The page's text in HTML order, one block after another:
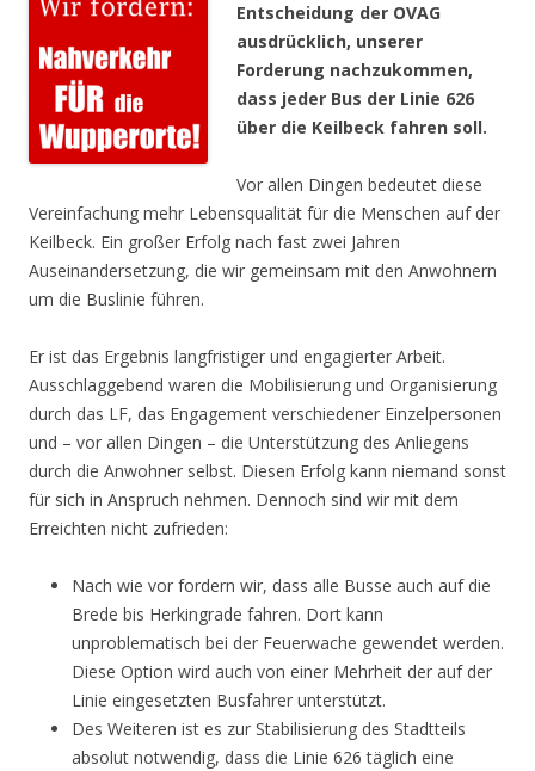
Entscheidung der OVAG
ausdrücklich, unserer
Forderung nachzukommen,
dass jeder Bus der Linie 626
über die Keilbeck fahren soll.
Vor allen Dingen bedeutet diese
Vereinfachung mehr Lebensqualität für die Menschen auf der
Keilbeck. Ein großer Erfolg nach fast zwei Jahren
Auseinandersetzung, die wir gemeinsam mit den Anwohnern
um die Buslinie führen.
Er ist das Ergebnis langfristiger und engagierter Arbeit.
Ausschlaggebend waren die Mobilisierung und Organisierung
durch das LF, das Engagement verschiedener Einzelpersonen
und – vor allen Dingen – die Unterstützung des Anliegens
durch die Anwohner selbst. Diesen Erfolg kann niemand sonst
für sich in Anspruch nehmen. Dennoch sind wir mit dem
Erreichten nicht zufrieden:
Nach wie vor fordern wir, dass alle Busse auch auf die
Brede bis Herkingrade fahren. Dort kann
unproblematisch bei der Feuerwache gewendet werden.
Diese Option wird auch von einer Mehrheit der auf der
Linie eingesetzten Busfahrer unterstützt.
Des Weiteren ist es zur Stabilisierung des Stadtteils
absolut notwendig, dass die Linie 626 täglich eine